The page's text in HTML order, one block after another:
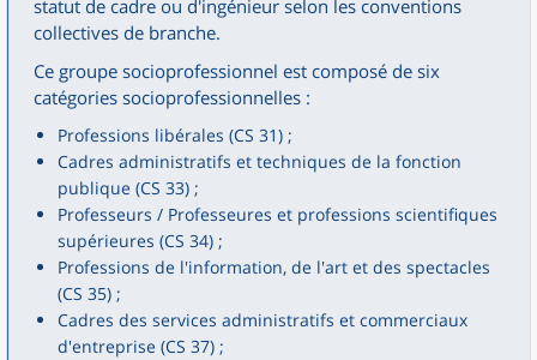
statut de cadre ou d'ingénieur selon les conventions
collectives de branche.
Ce groupe socioprofessionnel est composé de six
catégories socioprofessionnelles :
Professions libérales (CS 31) ;
Cadres administratifs et techniques de la fonction
publique (CS 33) ;
Professeurs / Professeures et professions scientifiques
supérieures (CS 34) ;
Professions de l'information, de l'art et des spectacles
(CS 35) ;
Cadres des services administratifs et commerciaux
d'entreprise (CS 37) ;